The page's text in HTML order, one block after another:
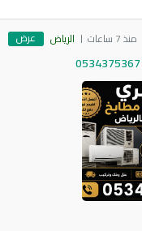
منذ 7 ساعات الرياض عرض